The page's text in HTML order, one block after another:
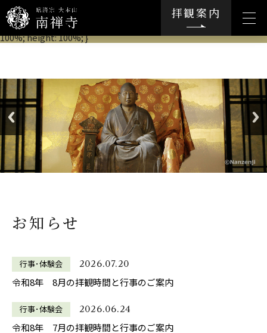
.movie-wrap { position: relative; padding-bottom: 56.25%; /*ア
スペクト比 16:9の場合の縦幅*/ height: 0; overflow: hidden; }
.movie-wrap iframe { position: absolute; top: 0; left: 0; width:
100%; height: 100%; }
拝観案内
お知らせ
行事･体験会 2026.07.20
令和8年 8月の拝観時間と行事のご案内
行事･体験会 2026.06.24
令和8年 7月の拝観時間と行事のご案内